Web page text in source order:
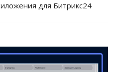
для Битрикс24